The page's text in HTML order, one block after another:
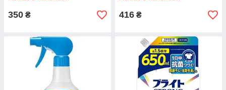
350 ₴ 416 ₴